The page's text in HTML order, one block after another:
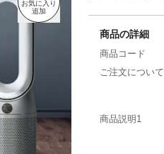
商品の詳細
商品コード
ご注文について
商品説明1